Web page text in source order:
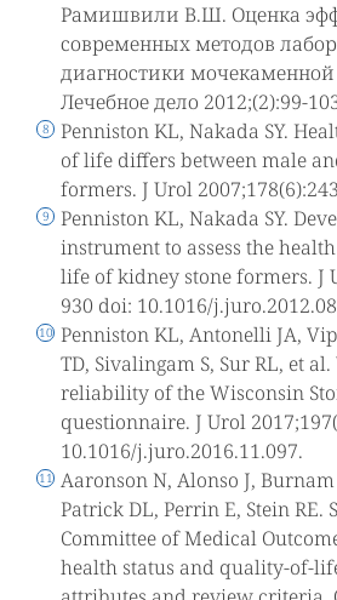
Рамишвили В.Ш. Оценка
современных методов
диагностики мочекаменной
Лечебное дело 2012;(2):99-
Penniston KL, Nakada SY.
of life differs between male
formers. J Urol
Penniston KL, Nakada SY.
instrument to assess the
life of kidney stone formers. J
930 doi: 10.1016/
Penniston KL, Antonelli JA,
TD, Sivalingam S, Sur RL, et
reliability of the Wisconsin
questionnaire. J Urol
10.1016/j.juro.2016.11.097.
Aaronson N, Alonso J,
Patrick DL, Perrin E, Stein
Committee of Medical
health status and quality-of-